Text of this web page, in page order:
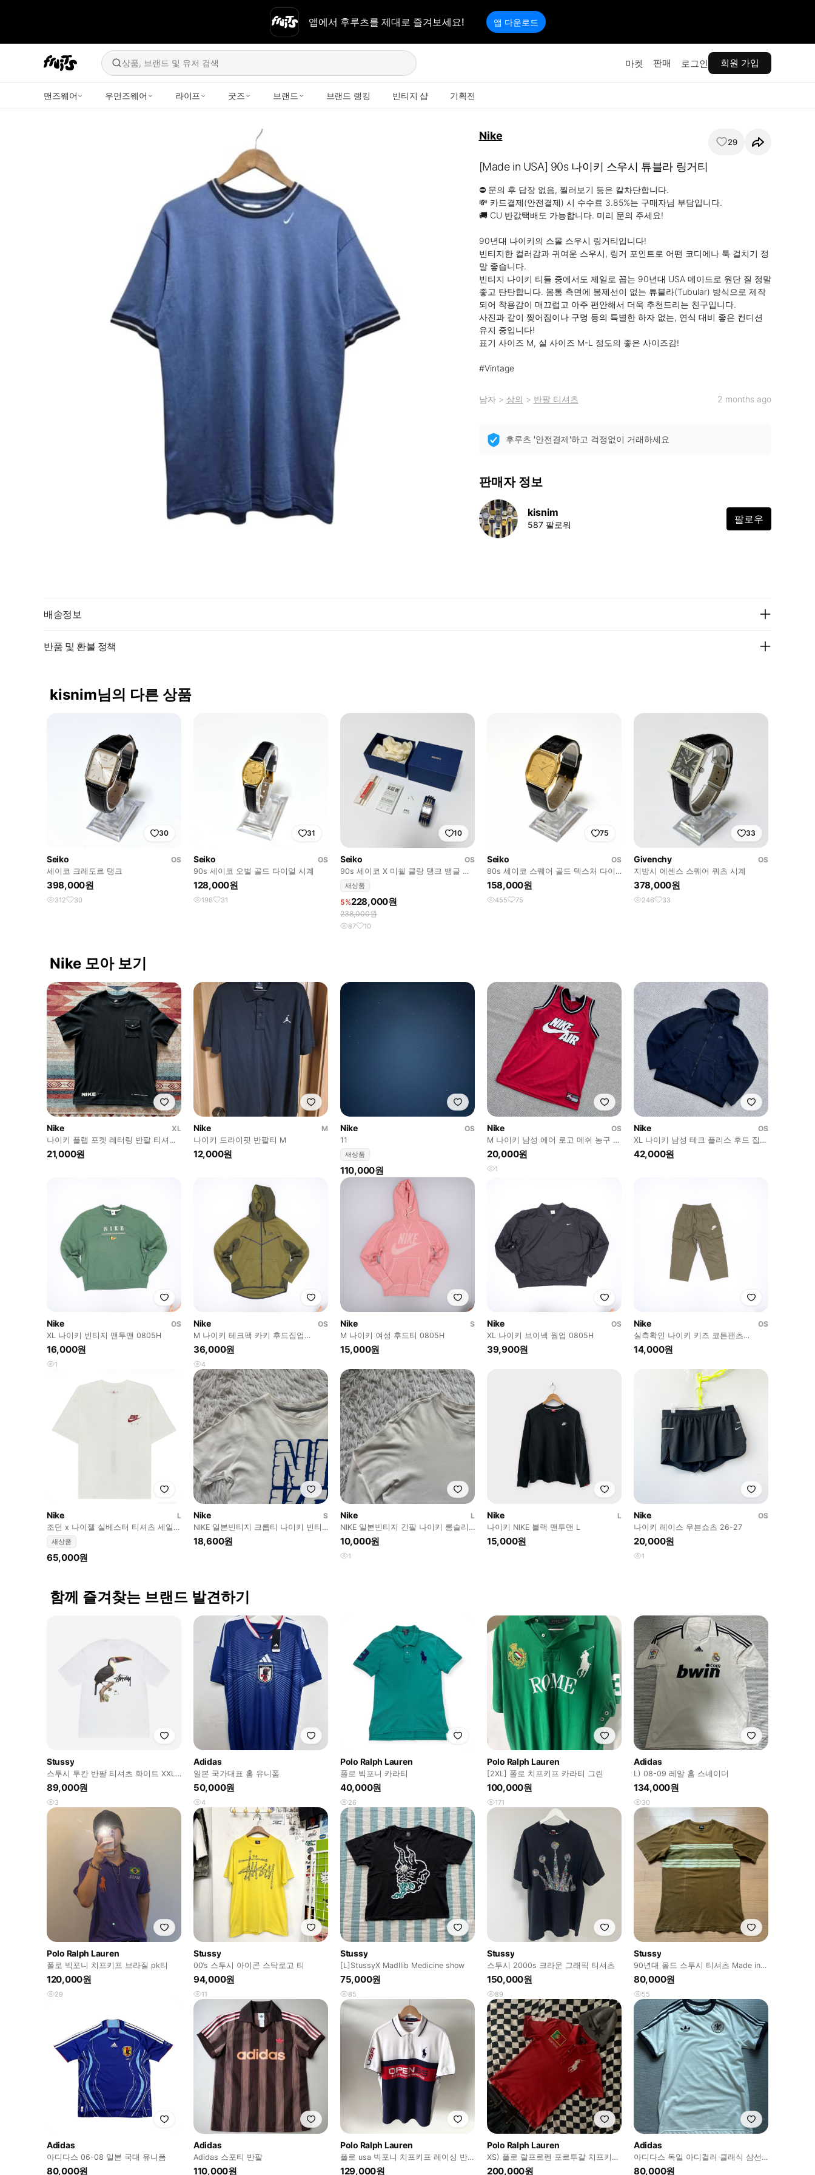
앱에서 후루츠를 제대로 즐겨보세요! 앱 다운로드
상품, 브랜드 및 유저 검색 마켓 판매 로그인 회원 가입
맨즈웨어 우먼즈웨어 라이프 굿즈 브랜드 브랜드 랭킹 빈티지 샵 기획전
Nike 29
[Made in USA] 90s 나이키 스우시 튜블라 링거티
⛔️ 문의 후 답장 없음, 찔러보기 등은 칼차단합니다.
💸 카드결제(안전결제) 시 수수료 3.85%는 구매자님 부담입니다.
🚚 CU 반값택배도 가능합니다. 미리 문의 주세요!
90년대 나이키의 스몰 스우시 링거티입니다!
빈티지한 컬러감과 귀여운 스우시, 링거 포인트로 어떤 코디에나 툭 걸치기 정
말 좋습니다.
빈티지 나이키 티들 중에서도 제일로 꼽는 90년대 USA 메이드로 원단 질 정말
좋고 탄탄합니다. 몸통 측면에 봉제선이 없는 튜블라(Tubular) 방식으로 제작
되어 착용감이 매끄럽고 아주 편안해서 더욱 추천드리는 친구입니다.
사진과 같이 찢어짐이나 구멍 등의 특별한 하자 없는, 연식 대비 좋은 컨디션
유지 중입니다!
표기 사이즈 M, 실 사이즈 M-L 정도의 좋은 사이즈감!
#Vintage
남자> 상의 > 반팔 티셔츠 2 months ago
후루츠 '안전결제'하고 걱정없이 거래하세요
판매자 정보
kisnim
587 팔로워 팔로우
배송정보
반품 및 환불 정책
kisnim님의 다른 상품
30
Seiko
OS
세이코 크레도르 탱크
398,000원
312 30
31
Seiko
OS
90s 세이코 오벌 골드 다이얼 시계
128,000원
196 31
10
Seiko
OS
90s 세이코 X 미쉘 클랑 탱크 뱅글 워
치새상품
5%228,000원
238,000원
87 10
75
Seiko
OS
80s 세이코 스퀘어 골드 텍스처 다이
얼 시계
158,000원
455 75
33
Givenchy
OS
지방시 에센스 스퀘어 쿼츠 시계
378,000원
246 33
Nike 모아 보기
Nike
XL
나이키 플랩 포켓 레터링 반팔 티셔츠
[블랙] XL/105
21,000원
Nike
M
나이키 드라이핏 반팔티 M
12,000원
Nike
OS
11
새상품
110,000원
Nike
OS
M 나이키 남성 에어 로고 메쉬 농구 민
소매 0723E
20,000원
1
Nike
OS
XL 나이키 남성 테크 플리스 후드 집업
0723E
42,000원
Nike
OS
XL 나이키 빈티지 맨투맨 0805H
16,000원
1
Nike
OS
M 나이키 테크팩 카키 후드집업
0805H
36,000원
4
Nike
S
M 나이키 여성 후드티 0805H
15,000원
Nike
OS
XL 나이키 브이넥 웜업 0805H
39,900원
Nike
OS
실측확인 나이키 키즈 코튼팬츠
0805H
14,000원
Nike
L
조던 x 나이젤 실베스터 티셔츠 세일
(정가판매)
새상품
65,000원
Nike
S
NIKE 일본빈티지 크롭티 나이키 빈티
지크롭티 나이키반팔 빈티지반팔 S
18,600원
Nike
L
NIKE 일본빈티지 긴팔 나이키 롱슬리
브 나이키긴팔 나이키롱슬리브 L 1
10,000원
1
Nike
L
나이키 NIKE 블랙 맨투맨 L
15,000원
Nike
OS
나이키 레이스 우븐쇼츠 26-27
20,000원
1
함께 즐겨찾는 브랜드 발견하기
Stussy
스투시 투칸 반팔 티셔츠 화이트 XXL
2XL
89,000원
3
Adidas
일본 국가대표 홈 유니폼
50,000원
4
Polo Ralph Lauren
폴로 빅포니 카라티
40,000원
26
Polo Ralph Lauren
[2XL] 폴로 치프키프 카라티 그린
100,000원
171
Adidas
L) 08-09 레알 홈 스네이더
134,000원
30
Polo Ralph Lauren
폴로 빅포니 치프키프 브라질 pk티
120,000원
29
Stussy
00‘s 스투시 아이콘 스탁로고 티
94,000원
11
Stussy
[L]StussyX Madllib Medicine show
75,000원
85
Stussy
스투시 2000s 크라운 그래픽 티셔츠
150,000원
89
Stussy
90년대 올드 스투시 티셔츠 Made in
USA 미국제조
80,000원
55
Adidas
아디다스 06-08 일본 국대 유니폼
80,000원
Adidas
Adidas 스포티 반팔
110,000원
Polo Ralph Lauren
폴로 usa 빅포니 치프키프 레이싱 반
팔 카라티
129,000원
Polo Ralph Lauren
XS) 폴로 랄프로렌 포르투갈 치프키프
빅포니 PK 반팔 카라티
200,000원
Adidas
아디다스 독일 아디컬러 클래식 삼선
티셔츠
80,000원